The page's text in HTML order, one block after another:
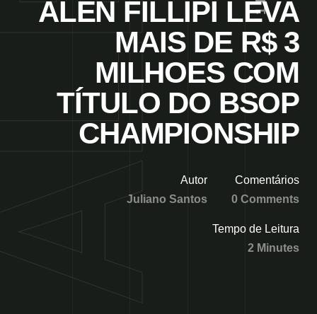
ALEN FILLIPI LEVA
MAIS DE R$ 3
MILHOES COM
TÍTULO DO BSOP
CHAMPIONSHIP
Autor
Juliano Santos
Comentários
0 Comments
Tempo de Leitura
2 Minutes